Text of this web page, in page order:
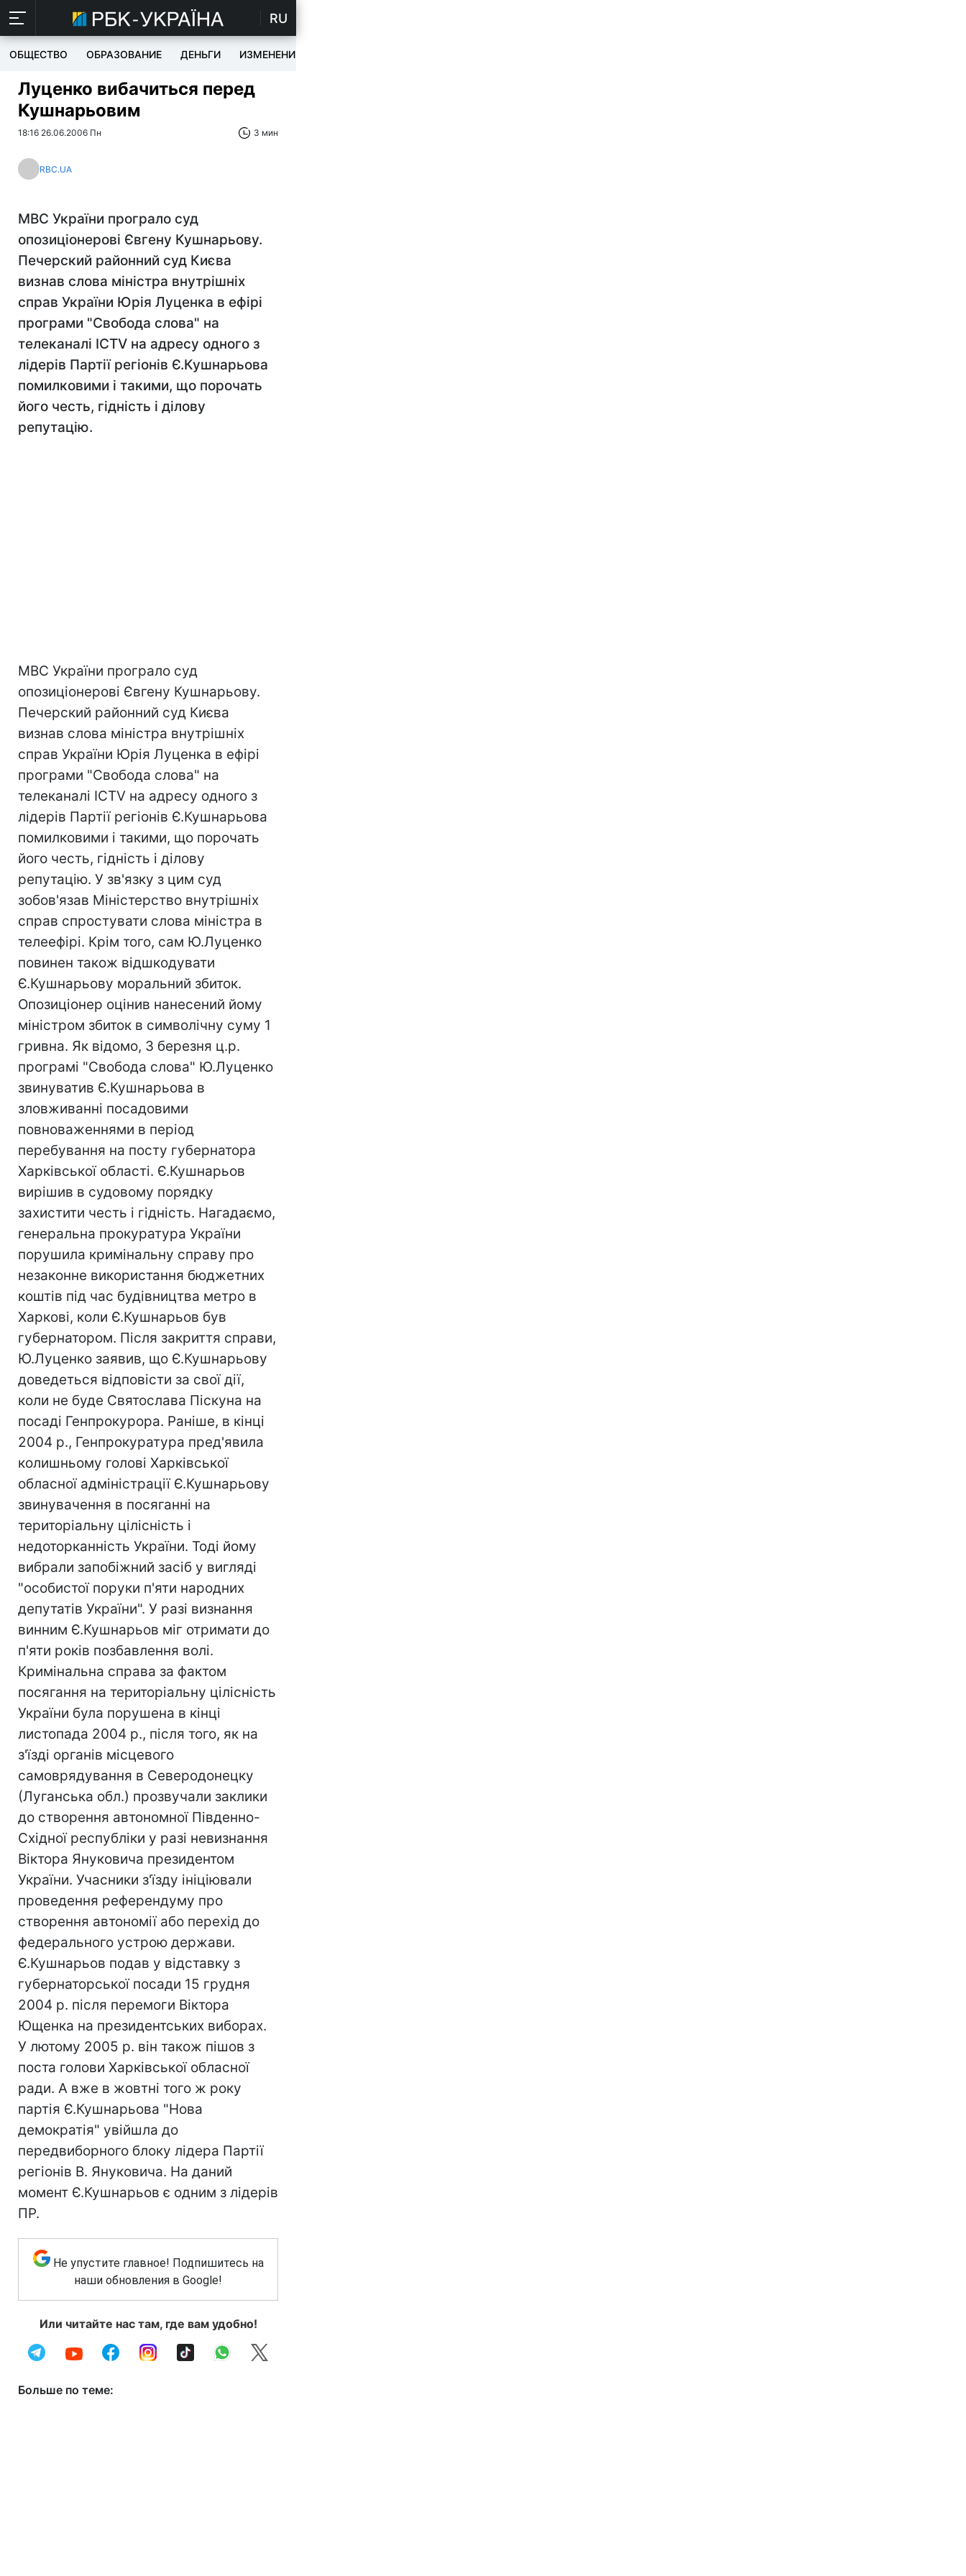
RU
ОБЩЕСТВО ОБРАЗОВАНИЕ ДЕНЬГИ ИЗМЕНЕНИЯ
Луценко вибачиться перед
Кушнарьовим
18:16 26.06.2006 Пн 3 мин
RBC.UA
МВС України програло суд
опозиціонерові Євгену Кушнарьову.
Печерский районний суд Києва
визнав слова міністра внутрішніх
справ України Юрія Луценка в ефірі
програми "Свобода слова" на
телеканалі ICTV на адресу одного з
лідерів Партії регіонів Є.Кушнарьова
помилковими і такими, що порочать
його честь, гідність і ділову
репутацію.
МВС України програло суд
опозиціонерові Євгену Кушнарьову.
Печерский районний суд Києва
визнав слова міністра внутрішніх
справ України Юрія Луценка в ефірі
програми "Свобода слова" на
телеканалі ICTV на адресу одного з
лідерів Партії регіонів Є.Кушнарьова
помилковими і такими, що порочать
його честь, гідність і ділову
репутацію. У зв'язку з цим суд
зобов'язав Міністерство внутрішніх
справ спростувати слова міністра в
телеефірі. Крім того, сам Ю.Луценко
повинен також відшкодувати
Є.Кушнарьову моральний збиток.
Опозиціонер оцінив нанесений йому
міністром збиток в символічну суму 1
гривна. Як відомо, 3 березня ц.р.
програмі "Свобода слова" Ю.Луценко
звинуватив Є.Кушнарьова в
зловживанні посадовими
повноваженнями в період
перебування на посту губернатора
Харківської області. Є.Кушнарьов
вирішив в судовому порядку
захистити честь і гідність. Нагадаємо,
генеральна прокуратура України
порушила кримінальну справу про
незаконне використання бюджетних
коштів під час будівництва метро в
Харкові, коли Є.Кушнарьов був
губернатором. Після закриття справи,
Ю.Луценко заявив, що Є.Кушнарьову
доведеться відповісти за свої дії,
коли не буде Святослава Піскуна на
посаді Генпрокурора. Раніше, в кінці
2004 р., Генпрокуратура пред'явила
колишньому голові Харківської
обласної адміністрації Є.Кушнарьову
звинувачення в посяганні на
територіальну цілісність і
недоторканність України. Тоді йому
вибрали запобіжний засіб у вигляді
"особистої поруки п'яти народних
депутатів України". У разі визнання
винним Є.Кушнарьов міг отримати до
п'яти років позбавлення волі.
Кримінальна справа за фактом
посягання на територіальну цілісність
України була порушена в кінці
листопада 2004 р., після того, як на
з'їзді органів місцевого
самоврядування в Северодонецку
(Луганська обл.) прозвучали заклики
до створення автономної Південно-
Східної республіки у разі невизнання
Віктора Януковича президентом
України. Учасники з'їзду ініціювали
проведення референдуму про
створення автономії або перехід до
федерального устрою держави.
Є.Кушнарьов подав у відставку з
губернаторської посади 15 грудня
2004 р. після перемоги Віктора
Ющенка на президентських виборах.
У лютому 2005 р. він також пішов з
поста голови Харківської обласної
ради. А вже в жовтні того ж року
партія Є.Кушнарьова "Нова
демократія" увійшла до
передвиборного блоку лідера Партії
регіонів В. Януковича. На даний
момент Є.Кушнарьов є одним з лідерів
ПР.
Не упустите главное! Подпишитесь на
наши обновления в Google!
Или читайте нас там, где вам удобно!
Больше по теме: